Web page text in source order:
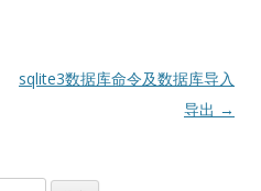
sqlite3数据库命令及数据库导入
导出 →